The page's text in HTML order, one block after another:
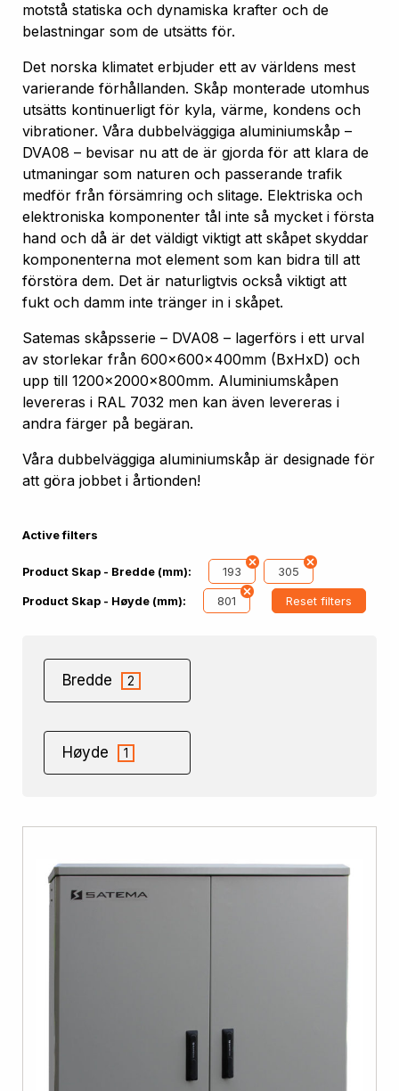
motstå statiska och dynamiska krafter och de
belastningar som de utsätts för.
Det norska klimatet erbjuder ett av världens mest
varierande förhållanden. Skåp monterade utomhus
utsätts kontinuerligt för kyla, värme, kondens och
vibrationer. Våra dubbelväggiga aluminiumskåp –
DVA08 – bevisar nu att de är gjorda för att klara de
utmaningar som naturen och passerande trafik
medför från försämring och slitage. Elektriska och
elektroniska komponenter tål inte så mycket i första
hand och då är det väldigt viktigt att skåpet skyddar
komponenterna mot element som kan bidra till att
förstöra dem. Det är naturligtvis också viktigt att
fukt och damm inte tränger in i skåpet.
Satemas skåpsserie – DVA08 – lagerförs i ett urval
av storlekar från 600x600x400mm (BxHxD) och
upp till 1200x2000x800mm. Aluminiumskåpen
levereras i RAL 7032 men kan även levereras i
andra färger på begäran.
Våra dubbelväggiga aluminiumskåp är designade för
att göra jobbet i årtionden!
Active filters
Product Skap - Bredde (mm): 193 305
Product Skap - Høyde (mm): 801 Reset filters
Bredde 2
Høyde 1